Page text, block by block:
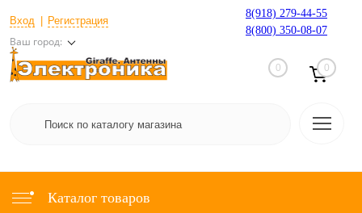
Вход Регистрация
Ваш город:
8(918) 279-44-55
8(800) 350-08-07
0 0
Каталог товаров